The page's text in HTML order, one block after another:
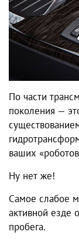
По части
поколения —
ваших
Ну нет же!
Самое слабое
активной езде
пробега.